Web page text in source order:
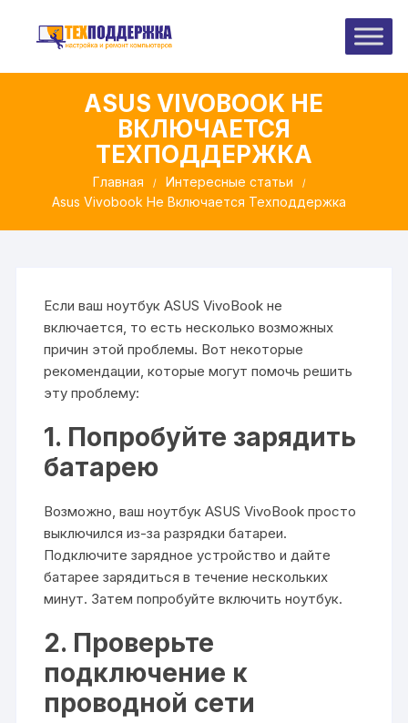
содержимому
ASUS VIVOBOOK НЕ
ВКЛЮЧАЕТСЯ
ТЕХПОДДЕРЖКА
Главная
Интересные статьи
Asus Vivobook Не Включается Техподдержка
Если ваш ноутбук ASUS VivoBook не
включается, то есть несколько возможных
причин этой проблемы. Вот некоторые
рекомендации, которые могут помочь решить
эту проблему:
1. Попробуйте зарядить
батарею
Возможно, ваш ноутбук ASUS VivoBook просто
выключился из-за разрядки батареи.
Подключите зарядное устройство и дайте
батарее зарядиться в течение нескольких
минут. Затем попробуйте включить ноутбук.
2. Проверьте
подключение к
проводной сети